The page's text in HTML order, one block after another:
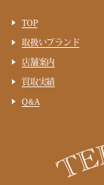
TOP
取扱いブランド
店舗案内
買取実績
Q&A